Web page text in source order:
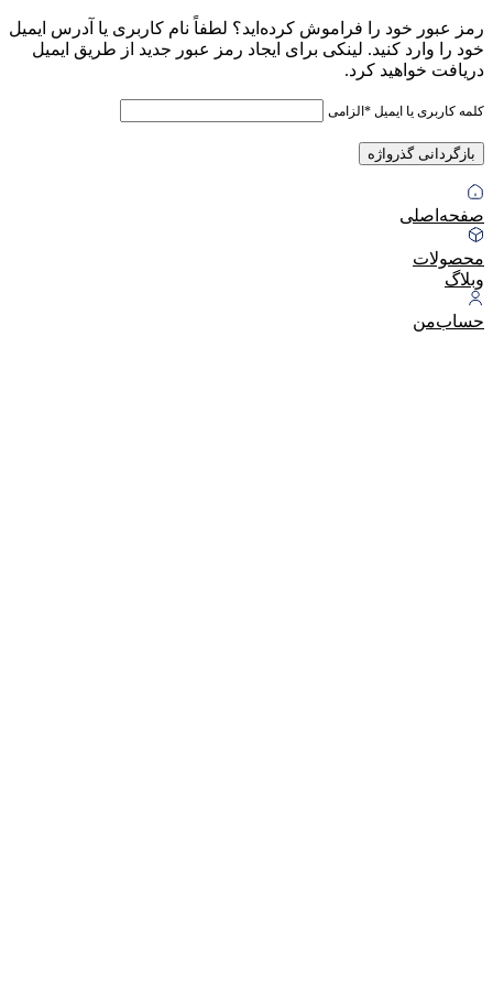
رمز عبور خود را فراموش کرده‌اید؟ لطفاً نام کاربری یا آدرس ایمیل
خود را وارد کنید. لینکی برای ایجاد رمز عبور جدید از طریق ایمیل
دریافت خواهید کرد.
کلمه کاربری یا ایمیل * الزامی
بازگردانی گذرواژه
گفتگو با غرفه‌دار
صفحه‌اصلی
محصولات
وبلاگ
حساب‌من